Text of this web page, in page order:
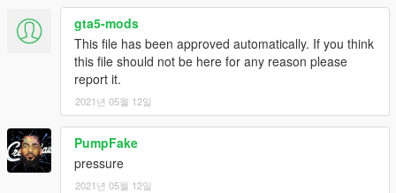
gta5-mods
This file has been approved automatically. If you think
this file should not be here for any reason please
report it.
2021년 05월 12일
PumpFake
pressure
2021년 05월 12일